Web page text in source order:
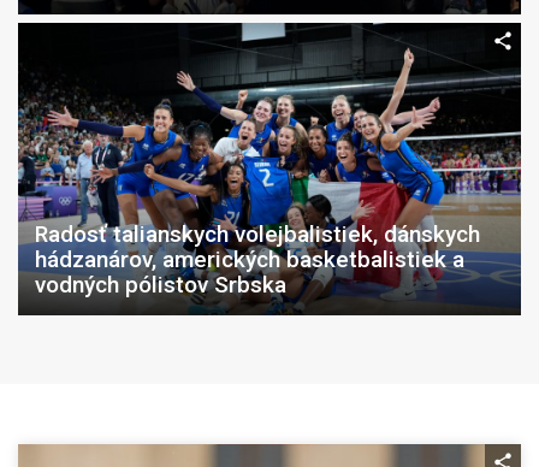
Radosť talianskych volejbalistiek, dánskych
hádzanárov, amerických basketbalistiek a
vodných pólistov Srbska